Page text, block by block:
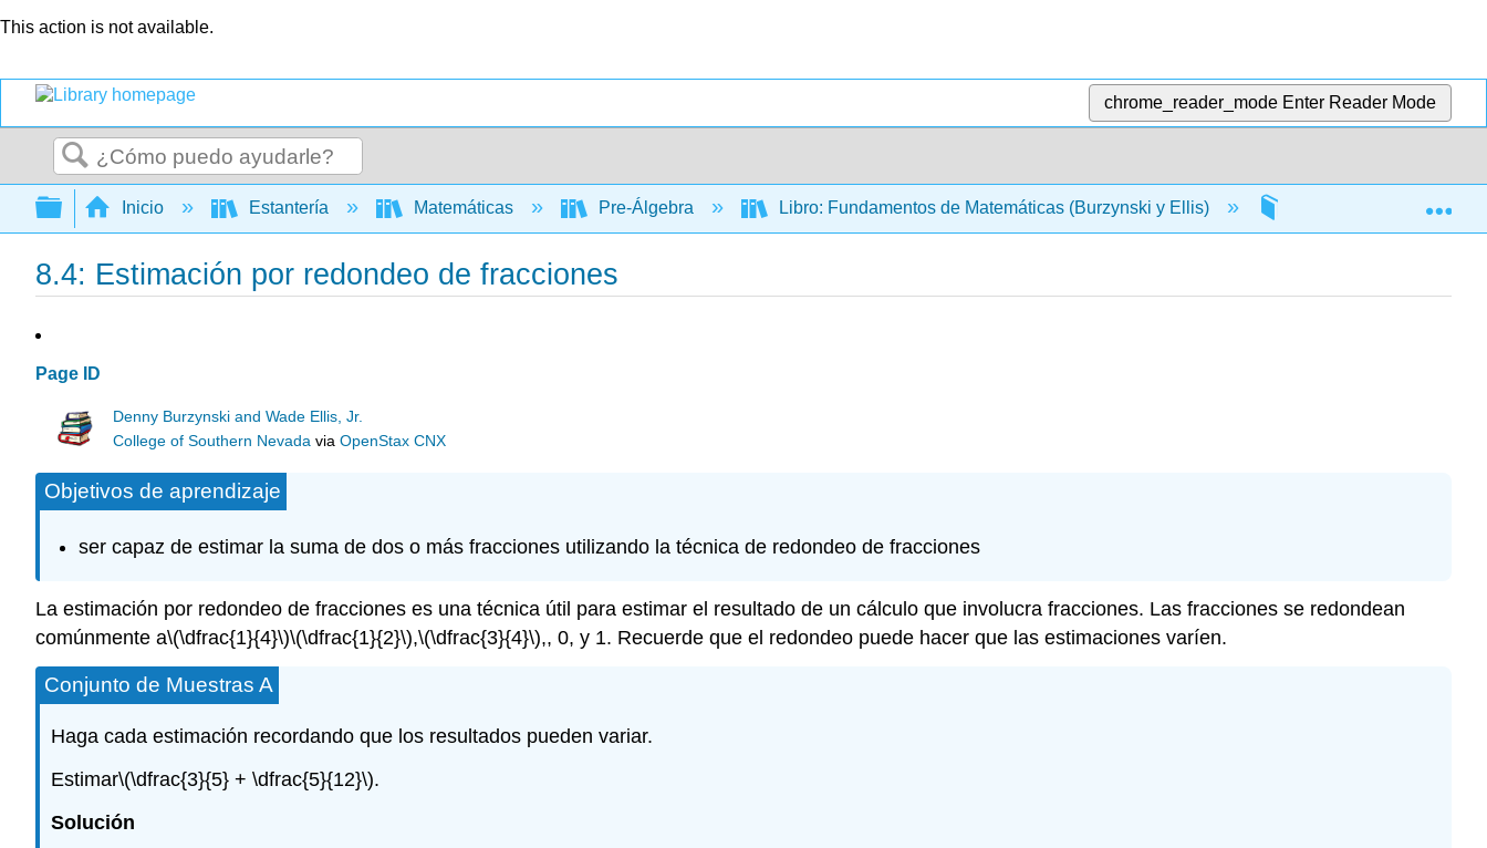
This action is not available.
chrome_reader_mode Enter Reader Mode
Buscar
Expandir/contraer jerarquía global
Inicio Estantería Matemáticas Pre-Álgebra Libro: Fundamentos de Matemáticas (Burzynski y Ellis) 8: Técnicas de
8.4: Estimación por redondeo de fracciones
Page ID
Denny Burzynski and Wade Ellis, Jr.
College of Southern Nevada viaOpenStax CNX
Objetivos de aprendizaje
ser capaz de estimar la suma de dos o más fracciones utilizando la técnica de redondeo de fracciones
La estimación por redondeo de fracciones es una técnica útil para estimar el resultado de un cálculo que involucra fracciones. Las fracciones se redondean
comúnmente a\(\dfrac{1}{4}\)\(\dfrac{1}{2}\),\(\dfrac{3}{4}\),, 0, y 1. Recuerde que el redondeo puede hacer que las estimaciones varíen.
Conjunto de Muestras A
Haga cada estimación recordando que los resultados pueden variar.
Estimar\(\dfrac{3}{5} + \dfrac{5}{12}\).
Solución